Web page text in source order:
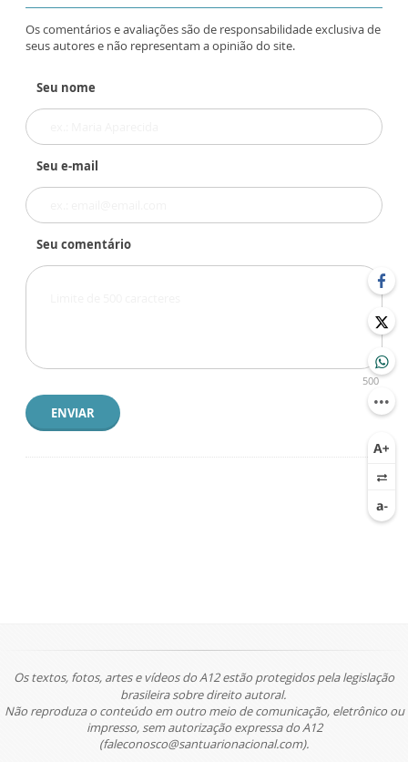
Os comentários e avaliações são de responsabilidade exclusiva de
seus autores e não representam a opinião do site.
Seu nome
Seu e-mail
Seu comentário
500
ENVIAR
Os textos, fotos, artes e vídeos do A12 estão protegidos pela legislação
brasileira sobre direito autoral.
Não reproduza o conteúdo em outro meio de comunicação, eletrônico ou
impresso, sem autorização expressa do A12
(faleconosco@santuarionacional.com).